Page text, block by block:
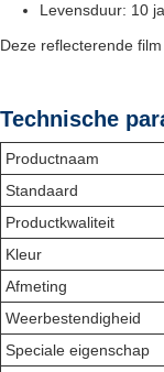
Levensduur: 10
Deze reflecterende
Technische
Productnaam
Standaard
Productkwaliteit
Kleur
Afmeting
Weerbestendigheid
Speciale eigenschap